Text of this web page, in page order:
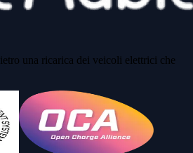
una ricarica dei veicoli elettrici che